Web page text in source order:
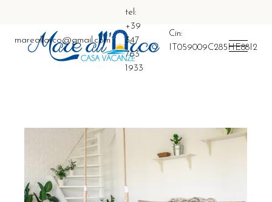
mareallarco@gmail.com
tel:
+39
347
763
1933
Cin:
IT059009C285HE88I2